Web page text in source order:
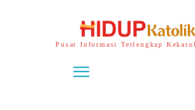
Pusat Informasi Terlengkap